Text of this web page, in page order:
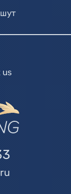
us